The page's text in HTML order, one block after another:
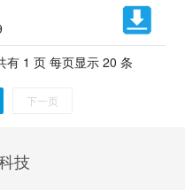
有 1 页 每页显示 20 条
下一页
技